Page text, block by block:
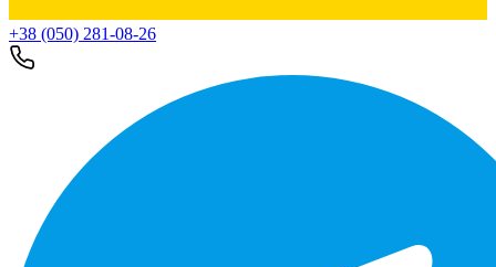
+38 (050) 281-08-26